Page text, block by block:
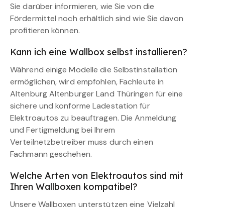
Sie darüber informieren, wie Sie von die
Fördermittel noch erhältlich sind wie Sie davon
profitieren können.
Kann ich eine Wallbox selbst installieren?
Während einige Modelle die Selbstinstallation
ermöglichen, wird empfohlen, Fachleute in
Altenburg Altenburger Land Thüringen für eine
sichere und konforme Ladestation für
Elektroautos zu beauftragen. Die Anmeldung
und Fertigmeldung bei Ihrem
Verteilnetzbetreiber muss durch einen
Fachmann geschehen.
Welche Arten von Elektroautos sind mit
Ihren Wallboxen kompatibel?
Unsere Wallboxen unterstützen eine Vielzahl